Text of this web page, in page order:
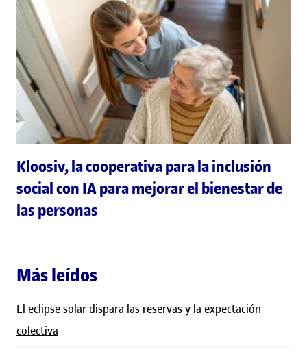
Kloosiv, la cooperativa para la inclusión
social con IA para mejorar el bienestar de
las personas
Más leídos
El eclipse solar dispara las reservas y la expectación
colectiva